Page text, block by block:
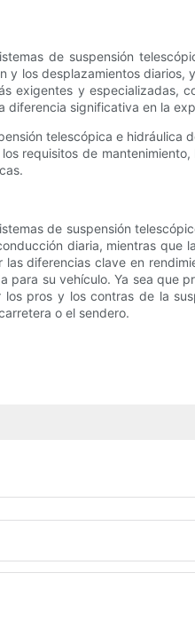
de suspensión
y los desplazamientos
exigentes y
diferencia significativa en la
telescópica e
requisitos de
de suspensión
diaria, mientras
diferencias clave en
para su vehículo. Ya sea que
pros y los contras de la
o el sendero.